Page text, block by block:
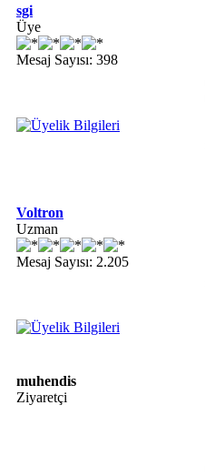
sgi
Üye
Mesaj Sayısı: 398
Voltron
Uzman
Mesaj Sayısı: 2.205
muhendis
Ziyaretçi